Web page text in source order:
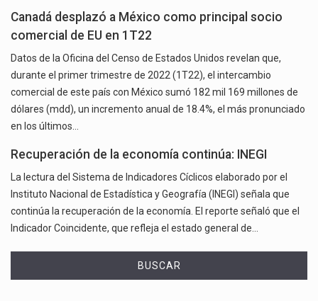
Canadá desplazó a México como principal socio
comercial de EU en 1T22
Datos de la Oficina del Censo de Estados Unidos revelan que,
durante el primer trimestre de 2022 (1T22), el intercambio
comercial de este país con México sumó 182 mil 169 millones de
dólares (mdd), un incremento anual de 18.4%, el más pronunciado
en los últimos…
Recuperación de la economía continúa: INEGI
La lectura del Sistema de Indicadores Cíclicos elaborado por el
Instituto Nacional de Estadística y Geografía (INEGI) señala que
continúa la recuperación de la economía. El reporte señaló que el
Indicador Coincidente, que refleja el estado general de…
BUSCAR